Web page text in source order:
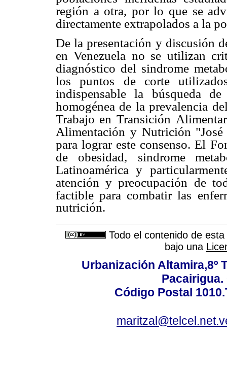
región a otra, por lo que se
directamente extrapolados a la
De la presentación y discusión
en Venezuela no se utilizan
diagnóstico del sindrome
los puntos
de corte
indispensable la búsqueda
homogénea de la prevalencia
Trabajo en Transición
Alimentación y Nutrición
para lograr este consenso. El
de obesidad,
sindrome
Latinoamérica y
atención y preocupación de
factible para combatir las
nutrición.
Todo el contenido de
bajo una
Urbanización Altamira,8º
Pacairigua.
Código Postal